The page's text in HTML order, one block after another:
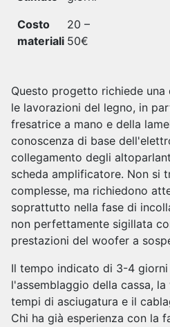
Costo
materiali
20 –
50€
Questo progetto richiede
le lavorazioni del legno, in
fresatrice a mano e della
conoscenza di base
collegamento degli
scheda amplificatore. Non si
complesse, ma richiedono
soprattutto nella fase di
non perfettamente sigillata
prestazioni del woofer a
Il tempo indicato di 3-4
l'assemblaggio della cassa,
tempi di asciugatura e il
Chi ha già esperienza con la